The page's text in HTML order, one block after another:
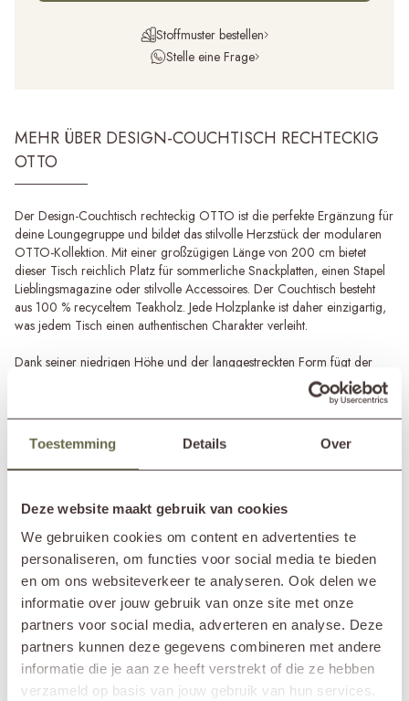
Toestemming Details Over
Deze website maakt gebruik van cookies
We gebruiken cookies om content en advertenties te
personaliseren, om functies voor social media te bieden
en om ons websiteverkeer te analyseren. Ook delen we
informatie over jouw gebruik van onze site met onze
partners voor social media, adverteren en analyse. Deze
partners kunnen deze gegevens combineren met andere
informatie die je aan ze heeft verstrekt of die ze hebben
verzameld op basis van jouw gebruik van hun services.
Stoffmuster bestellen
Stelle eine Frage
MEHR ÜBER DESIGN-COUCHTISCH RECHTECKIG
OTTO
Der Design-Couchtisch rechteckig OTTO ist die perfekte Ergänzung für
deine Loungegruppe und bildet das stilvolle Herzstück der modularen
OTTO-Kollektion. Mit einer großzügigen Länge von 200 cm bietet
dieser Tisch reichlich Platz für sommerliche Snackplatten, einen Stapel
Lieblingsmagazine oder stilvolle Accessoires. Der Couchtisch besteht
aus 100 % recyceltem Teakholz. Jede Holzplanke ist daher einzigartig,
was jedem Tisch einen authentischen Charakter verleiht.
Dank seiner niedrigen Höhe und der langgestreckten Form fügt der
Design-Couchtisch rechteckig OTTO nicht nur Funktionalität, sondern
auch eine ruhige Linienführung auf deiner Terrasse oder Veranda
hinzu. Kombiniere zwei Exemplare und versetze sie leicht zueinander,
um einen verspielten, rhythmischen Effekt zu erzielen. Der rechteckige
Couchtisch ist außerdem in einer quadratischen sowie einer kleineren
Variante erhältlich. Diese können miteinander kombiniert werden,
kannst, das zu deinem Stil und deinem Raum passt.
Was gehört auf deinen Gartentisch?
Dank des großzügigen Formats dieses Design-Couchtischs hast du
ausreichend Platz, um sowohl funktional als auch stimmungsvoll zu
dekorieren. Natürlich ist genug Platz für Getränke und Snacks, aber
denke auch an Dekorationen, die deinem Außenbereich eine
persönliche Note verleihen. Kombiniere zum Beispiel eine schöne
Schale mit einer Outdoor-Lampe oder füge einen Topf mit einer
üppigen Pflanze für einen lebendigen Akzent hinzu. Auf der Suche
nach Inspiration? Dann wirf einen Blick in unseren Blog mit vielen Tipps
SPEZIFIKATIONEN
Marke
&MOSS Exclusive
Produktserie
OTTO
Im Showroom?
Nunspeet (NL)
Wassenaar (NL)
Länge
Breite
50cm
25cm